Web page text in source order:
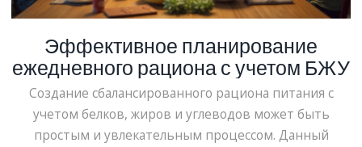
Эффективное планирование
ежедневного рациона с учетом БЖУ
Создание сбалансированного рациона питания с
учетом белков, жиров и углеводов может быть
простым и увлекательным процессом. Данный